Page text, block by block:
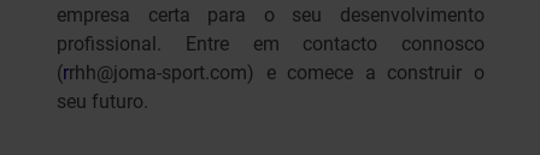
empresa certa para o seu desenvolvimento
profissional. Entre em contacto connosco
(rrhh@joma-sport.com) e comece a construir o
seu futuro.